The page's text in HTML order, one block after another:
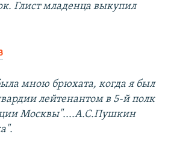
Глист младенца выкупил
мною брюхата, когда я был
лейтенантом в 5-й полк
Москвы"....А.С.Пушкин